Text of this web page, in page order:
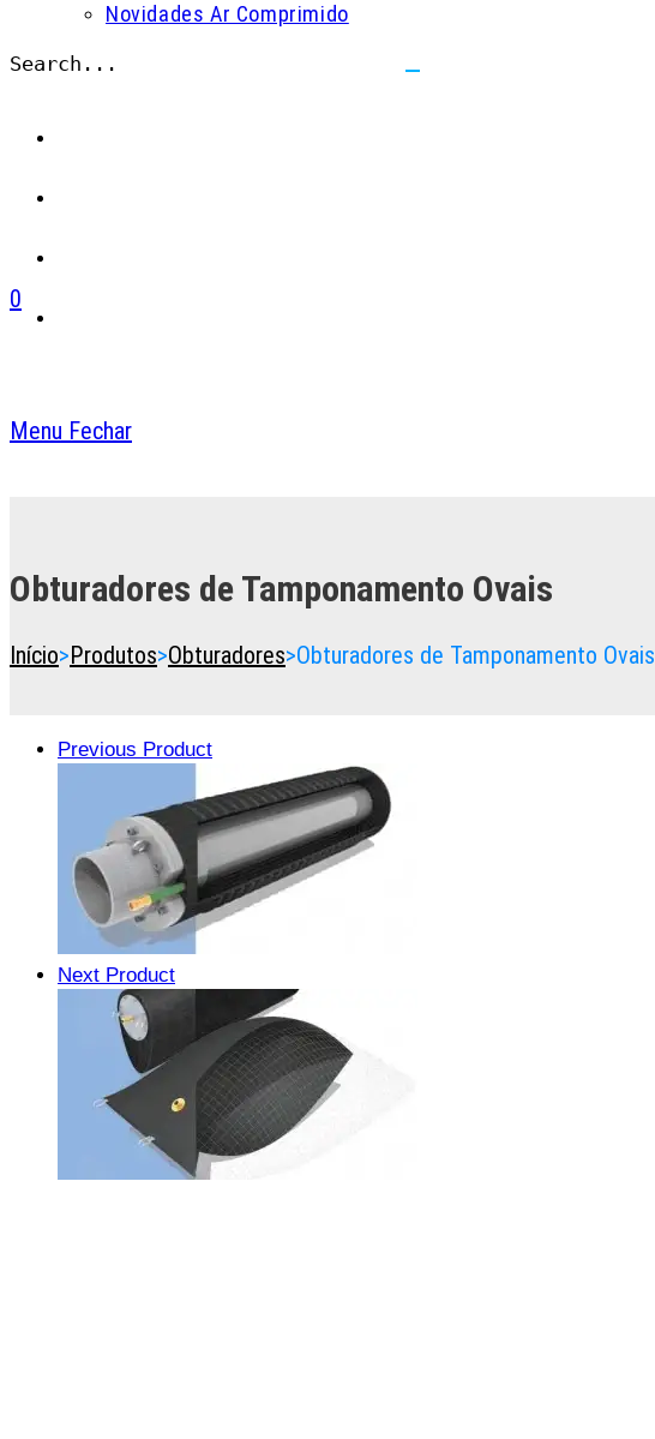
Novidades Ar Comprimido
Search...
0
Menu Fechar
to
or
collapse
Obturadores de Tamponamento Ovais
Início>Produtos>Obturadores>Obturadores de Tamponamento Ovais
Previous Product
Next Product